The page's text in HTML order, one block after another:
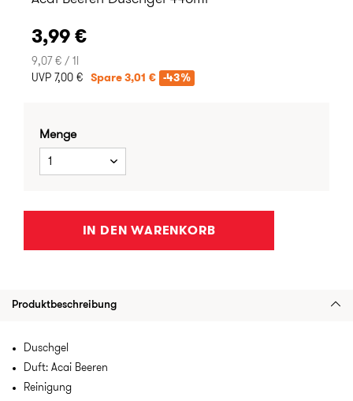
3,99 €
9,07 € / 1l
UVP 7,00 €
Spare 3,01 € -43%
Menge
1
IN DEN WARENKORB
Produktbeschreibung
Duschgel
Duft: Acai Beeren
Reinigung